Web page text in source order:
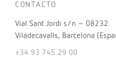
CONTACTO
Vial Sant Jordi s/n – 08232
Viladecavalls, Barcelona
+34 93 745 29 00